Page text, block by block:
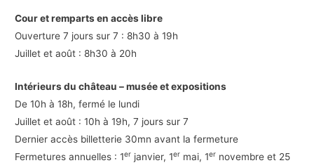
Cour et remparts en accès libre
Ouverture 7 jours sur 7 : 8h30 à 19h
Juillet et août : 8h30 à 20h
Intérieurs du château – musée et expositions
De 10h à 18h, fermé le lundi
Juillet et août : 10h à 19h, 7 jours sur 7
Dernier accès billetterie 30mn avant la fermeture
Fermetures annuelles : 1er janvier, 1er mai, 1er novembre et 25